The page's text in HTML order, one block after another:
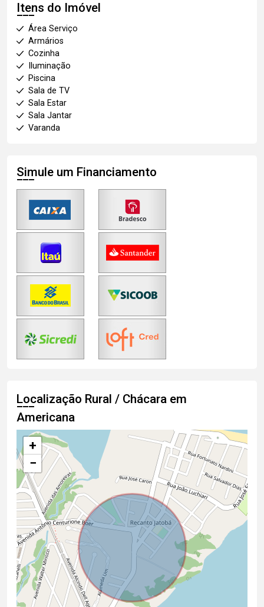
Itens do Imóvel
Área Serviço
Armários
Cozinha
Iluminação
Piscina
Sala de TV
Sala Estar
Sala Jantar
Varanda
Simule um Financiamento
Localização Rural / Chácara em
Americana
+
−